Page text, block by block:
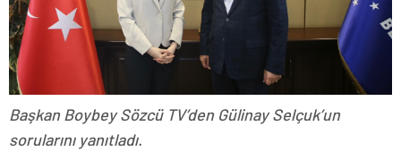
Başkan Boybey Sözcü TV’den Gülinay Selçuk’un
sorularını yanıtladı.